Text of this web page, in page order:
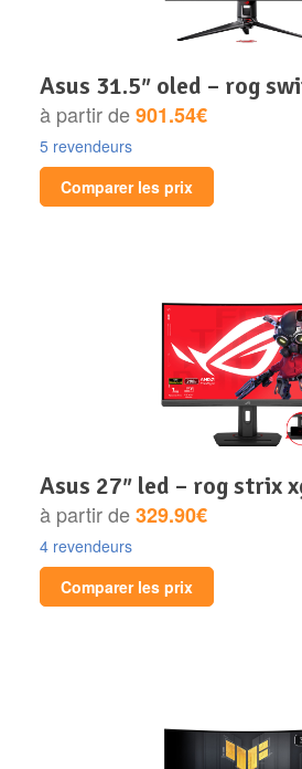
asus 31.5″ oled – rog
à partir de901.54€
5 revendeurs
Comparer les prix
asus 27″ led – rog strix
à partir de329.90€
4 revendeurs
Comparer les prix